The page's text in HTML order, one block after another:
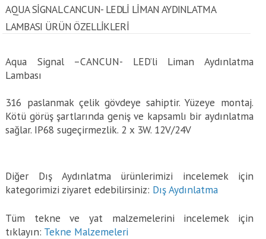
AQUA SIGNAL CANCUN- LEDLI LIMAN AYDINLATMA
LAMBASI ÜRÜN ÖZELLİKLERİ
Aqua Signal –CANCUN- LED’li Liman Aydınlatma
Lambası
316 paslanmak çelik gövdeye sahiptir. Yüzeye montaj.
Kötü görüş şartlarında geniş ve kapsamlı bir aydınlatma
sağlar. IP68 sugeçirmezlik. 2 x 3W. 12V/24V
Diğer Dış Aydınlatma ürünlerimizi incelemek için
kategorimizi ziyaret edebilirsiniz: Dış Aydınlatma
Tüm tekne ve yat malzemelerini incelemek için
tıklayın: Tekne Malzemeleri